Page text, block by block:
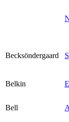
Becksöndergaard
Belkin
Bell